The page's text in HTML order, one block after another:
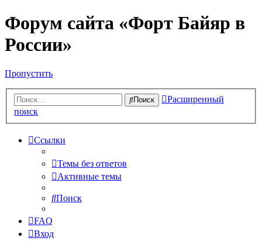
Форум сайта «Форт Байяр в
России»
Пропустить
Поиск
Расширенный
поиск
Ссылки
Темы без ответов
Активные темы
Поиск
FAQ
Вход